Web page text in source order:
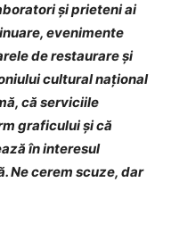
și prieteni ai
evenimente
de restaurare și
cultural național
că serviciile
graficului și că
în interesul
Ne cerem scuze, dar